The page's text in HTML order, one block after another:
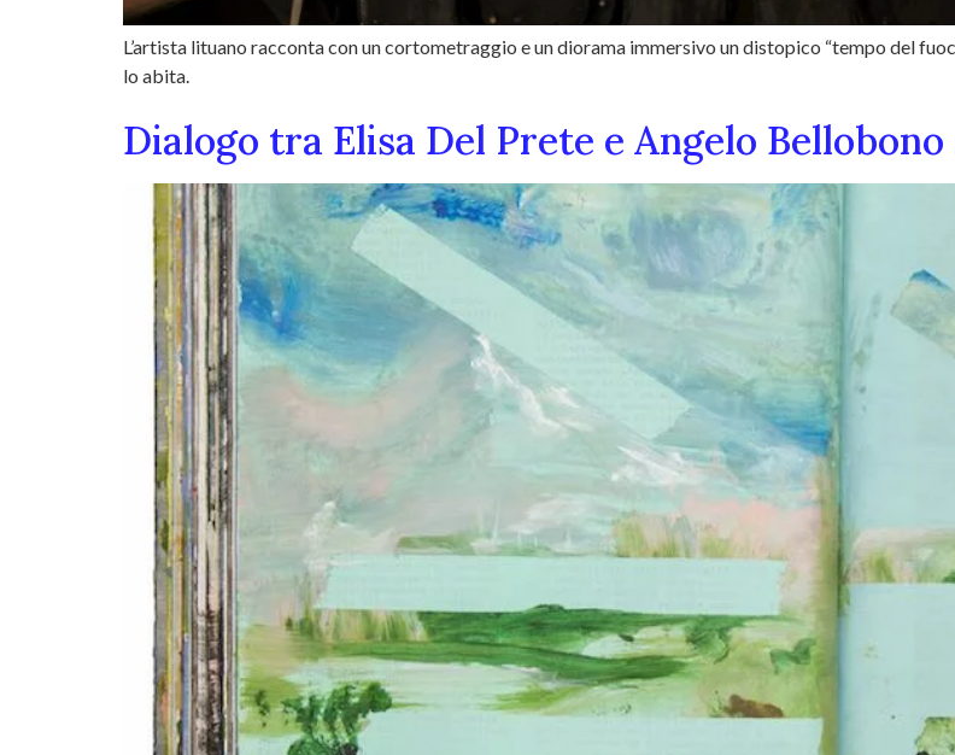
L’artista lituano racconta con un cortometraggio e un diorama immersivo un distopico “tempo del
lo abita.
Dialogo tra Elisa Del Prete e Angelo Bellobono